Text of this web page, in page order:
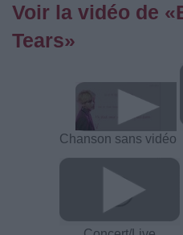
Voir la vidéo de
Tears»
Chanson sans vidéo